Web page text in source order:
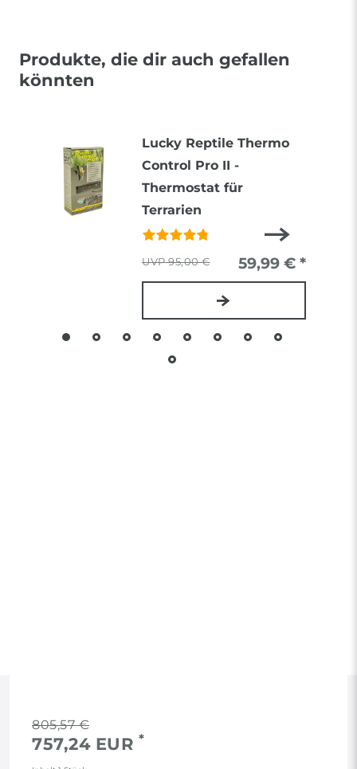
Produkte, die dir auch gefallen
könnten
Lucky Reptile Thermo
Control Pro II -
Thermostat für
Terrarien
95,00 € 59,99 € *
805,57 €
757,24 EUR *
RECHTLICHES
AGB